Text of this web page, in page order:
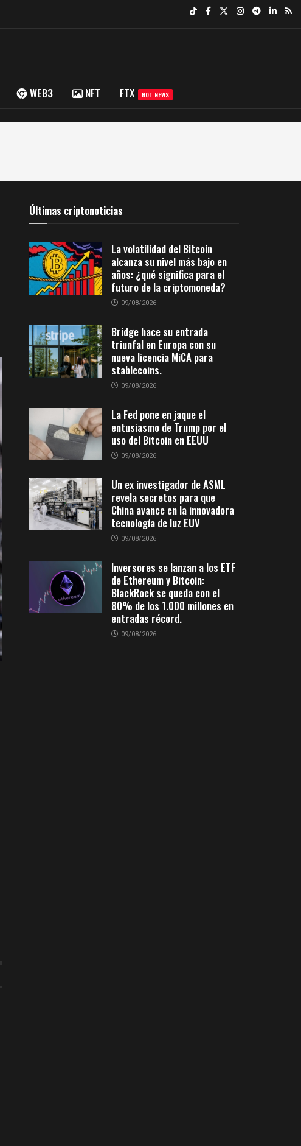
WEB3 NFT FTX HOT NEWS
Últimas criptonoticias
La volatilidad del Bitcoin
alcanza su nivel más bajo en
años: ¿qué significa para el
futuro de la criptomoneda?
09/08/2026
Bridge hace su entrada
triunfal en Europa con su
nueva licencia MiCA para
stablecoins.
09/08/2026
La Fed pone en jaque el
entusiasmo de Trump por el
uso del Bitcoin en EEUU
09/08/2026
Un ex investigador de ASML
revela secretos para que
China avance en la innovadora
tecnología de luz EUV
09/08/2026
Inversores se lanzan a los ETF
de Ethereum y Bitcoin:
BlackRock se queda con el
80% de los 1.000 millones en
entradas récord.
09/08/2026